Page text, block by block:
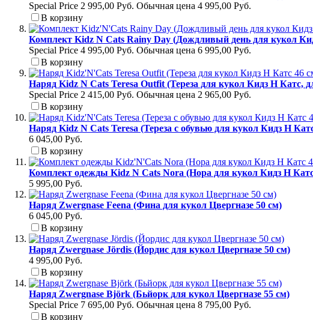
Special Price 2 995,00 Руб. Обычная цена 4 995,00 Руб.
В корзину
Комплект Kidz N Cats Rainy Day (Дождливый день для кукол
Special Price 4 995,00 Руб. Обычная цена 6 995,00 Руб.
В корзину
Наряд Kidz N Cats Teresa Outfit (Тереза для кукол Кидз Н Катс,
Special Price 2 415,00 Руб. Обычная цена 2 965,00 Руб.
В корзину
Наряд Kidz N Cats Teresa (Тереза с обувью для кукол Кидз Н
6 045,00 Руб.
В корзину
Комплект одежды Kidz N Cats Nora (Нора для кукол Кидз Н
5 995,00 Руб.
Наряд Zwergnase Feena (Фина для кукол Цвергназе 50 см)
6 045,00 Руб.
В корзину
Наряд Zwergnase Jördis (Йордис для кукол Цвергназе 50 см)
4 995,00 Руб.
В корзину
Наряд Zwergnase Björk (Бьйорк для кукол Цвергназе 55 см)
Special Price 7 695,00 Руб. Обычная цена 8 795,00 Руб.
В корзину